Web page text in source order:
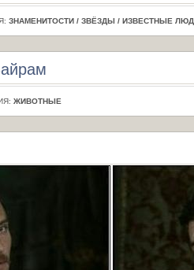
ЗНАМЕНИТОСТИ / ЗВЁЗДЫ / ИЗВЕСТНЫЕ
ЖИВОТНЫЕ